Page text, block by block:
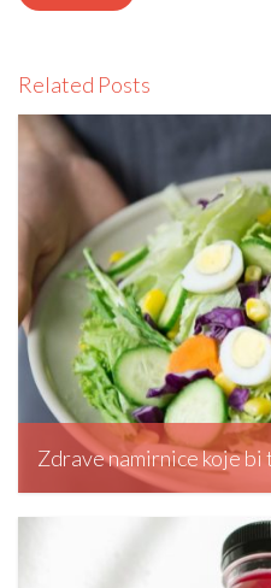
Related Posts
Zdrave namirnice koje
editormd, November 25, 2024